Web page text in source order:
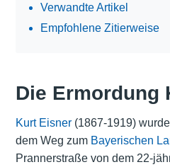
Verwandte Artikel
Empfohlene Zitierweise
Die Ermordung
Kurt Eisner(1867-1919)
dem Weg zum Bayerischen
Prannerstraße von dem 22-